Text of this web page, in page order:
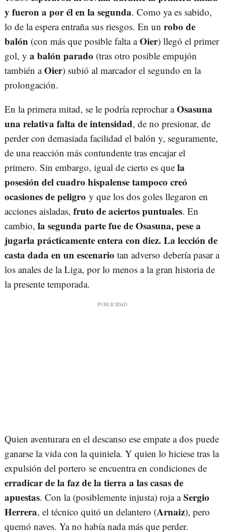
y fueron a por él en la segunda. Como ya es sabido,
lo de la espera entraña sus riesgos. En un robo de
balón (con más que posible falta aOier) llegó el primer
gol, y a balón parado (tras otro posible empujón
también aOier) subió al marcador el segundo en la
prolongación.
En la primera mitad, se le podría reprochar aOsasuna
una relativa falta de intensidad, de no presionar, de
perder con demasiada facilidad el balón y, seguramente,
de una reacción más contundente tras encajar el
primero. Sin embargo, igual de cierto es que la
posesión del cuadro hispalense tampoco creó
ocasiones de peligro y que los dos goles llegaron en
acciones aisladas, fruto de aciertos puntuales. En
cambio, la segunda parte fue de Osasuna, pese a
jugarla prácticamente entera con diez. La lección de
casta dada en un escenario tan adverso debería pasar a
los anales de la Liga, por lo menos a la gran historia de
la presente temporada.
Quien aventurara en el descanso ese empate a dos puede
ganarse la vida con la quiniela. Y quien lo hiciese tras la
expulsión del portero se encuentra en condiciones de
erradicar de la faz de la tierra a las casas de
apuestas. Con la (posiblemente injusta) roja aSergio
Herrera, el técnico quitó un delantero (Arnaiz), pero
quemó naves. Ya no había nada más que perder.